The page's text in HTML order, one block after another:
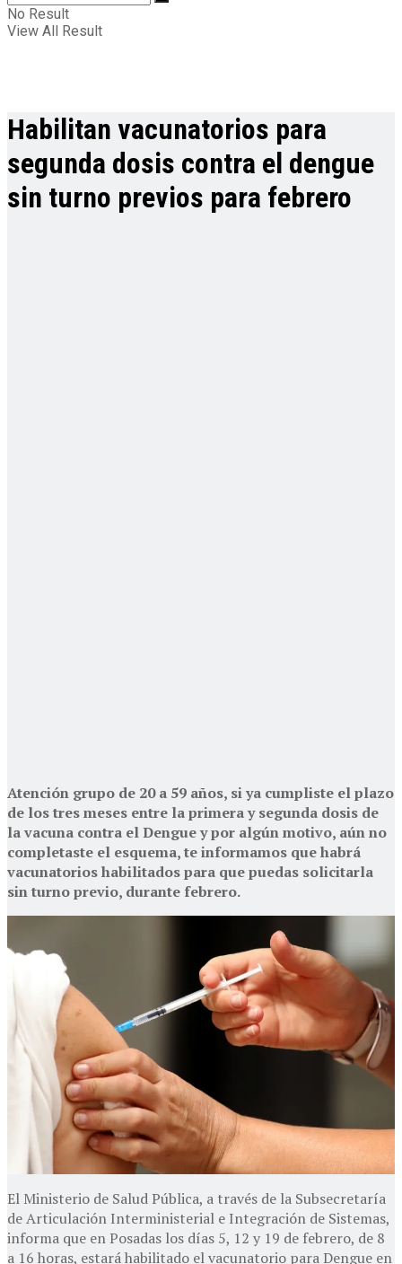
No Result
View All Result
Habilitan vacunatorios para
segunda dosis contra el dengue
sin turno previos para febrero
Atención grupo de 20 a 59 años, si ya cumpliste el plazo
de los tres meses entre la primera y segunda dosis de
la vacuna contra el Dengue y por algún motivo, aún no
completaste el esquema, te informamos que habrá
vacunatorios habilitados para que puedas solicitarla
sin turno previo, durante febrero.
El Ministerio de Salud Pública, a través de la Subsecretaría
de Articulación Interministerial e Integración de Sistemas,
informa que en Posadas los días 5, 12 y 19 de febrero, de 8
a 16 horas, estará habilitado el vacunatorio para Dengue en